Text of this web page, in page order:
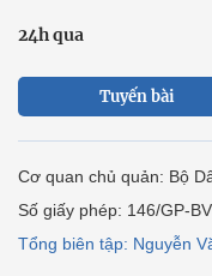
24h qua
Tuyến bài
Cơ quan chủ quản: Bộ
Số giấy phép: 146/GP-
Tổng biên tập: Nguyễn